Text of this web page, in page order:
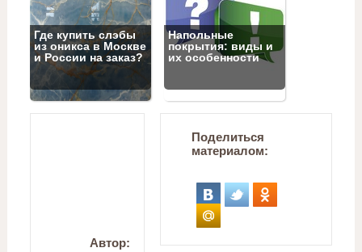
Где купить слэбы
из оникса в Москве
и России на заказ?
Напольные
покрытия: виды и
их особенности
Автор:
Поделиться
материалом: